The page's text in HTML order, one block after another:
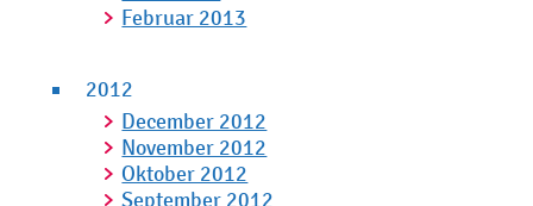
Februar 2013
2012
December 2012
November 2012
Oktober 2012
September 2012